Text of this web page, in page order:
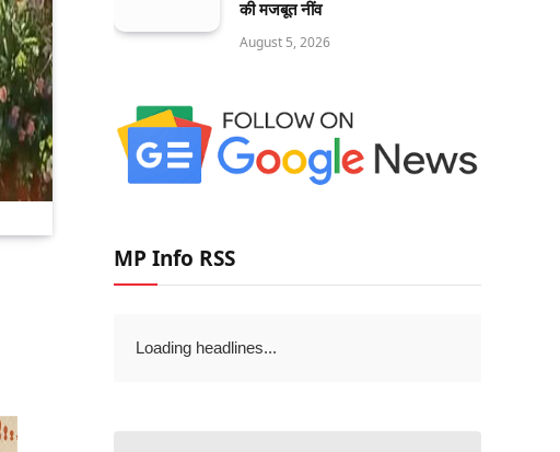
की मजबूत नींव
August 5, 2026
MP Info RSS
Loading headlines...